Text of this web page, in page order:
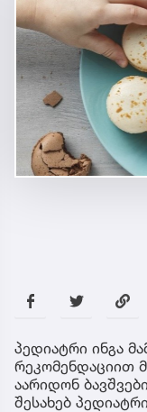
პედიატრი ინგა
რეკომენდაციით
აარიდონ
შესახებ